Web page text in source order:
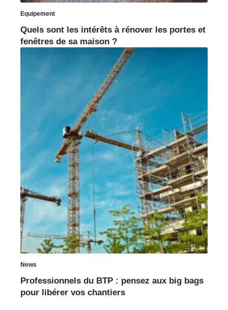
Equipement
Quels sont les intérêts à rénover les portes et
fenêtres de sa maison ?
News
Professionnels du BTP : pensez aux big bags
pour libérer vos chantiers